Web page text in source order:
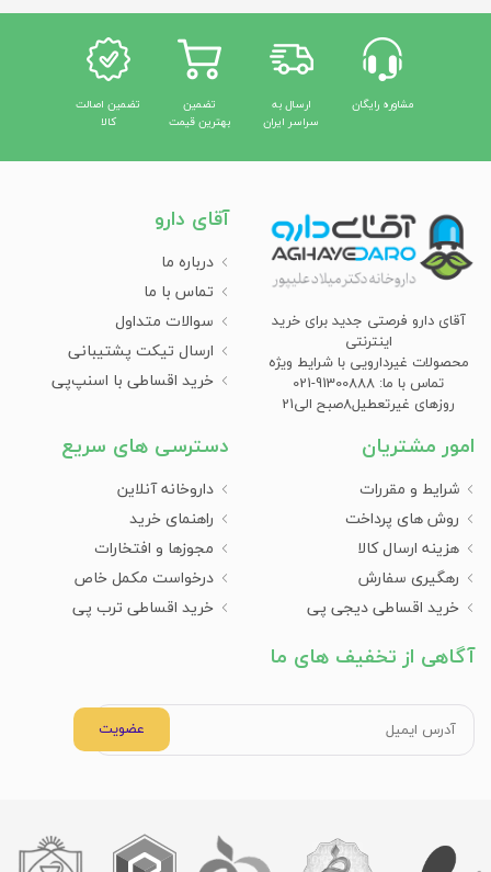
مشاوره رایگان
ارسال به
سراسر ایران
تضمین
بهترین قیمت
تضمین اصالت
کالا
آقای دارو فرصتی جدید برای خرید
اینترنتی
محصولات غیردارویی با شرایط ویژه
تماس با ما: 91300888-021
روزهای غیرتعطیل8صبح الی21
آقای دارو
درباره ما
تماس با ما
سوالات متداول
ارسال تیکت پشتیبانی
خرید اقساطی با اسنپ‌پی
امور مشتریان
شرایط و مقررات
روش های پرداخت
هزینه ارسال کالا
رهگیری سفارش
خرید اقساطی دیجی پی
دسترسی های سریع
داروخانه آنلاین
راهنمای خرید
مجوزها و افتخارات
درخواست مکمل خاص
خرید اقساطی ترب پی
آگاهی از تخفیف های ما
عضویت